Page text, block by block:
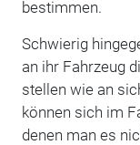
bestimmen.
Schwierig
an ihr Fahrzeug
stellen wie an
können sich im
denen man es